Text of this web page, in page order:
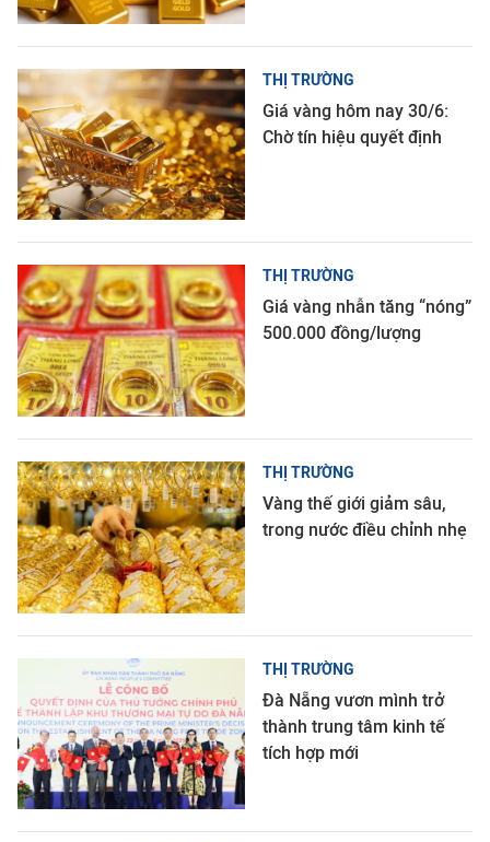
THỊ TRƯỜNG
Giá vàng hôm nay 30/6:
Chờ tín hiệu quyết định
THỊ TRƯỜNG
Giá vàng nhẫn tăng “nóng”
500.000 đồng/lượng
THỊ TRƯỜNG
Vàng thế giới giảm sâu,
trong nước điều chỉnh nhẹ
THỊ TRƯỜNG
Đà Nẵng vươn mình trở
thành trung tâm kinh tế
tích hợp mới